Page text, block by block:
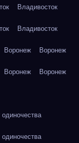
Владивосток
Владивосток
Воронеж Воронеж
Воронеж Воронеж